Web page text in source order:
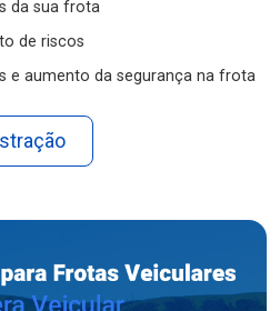
da sua frota
de riscos
e aumento da segurança na frota